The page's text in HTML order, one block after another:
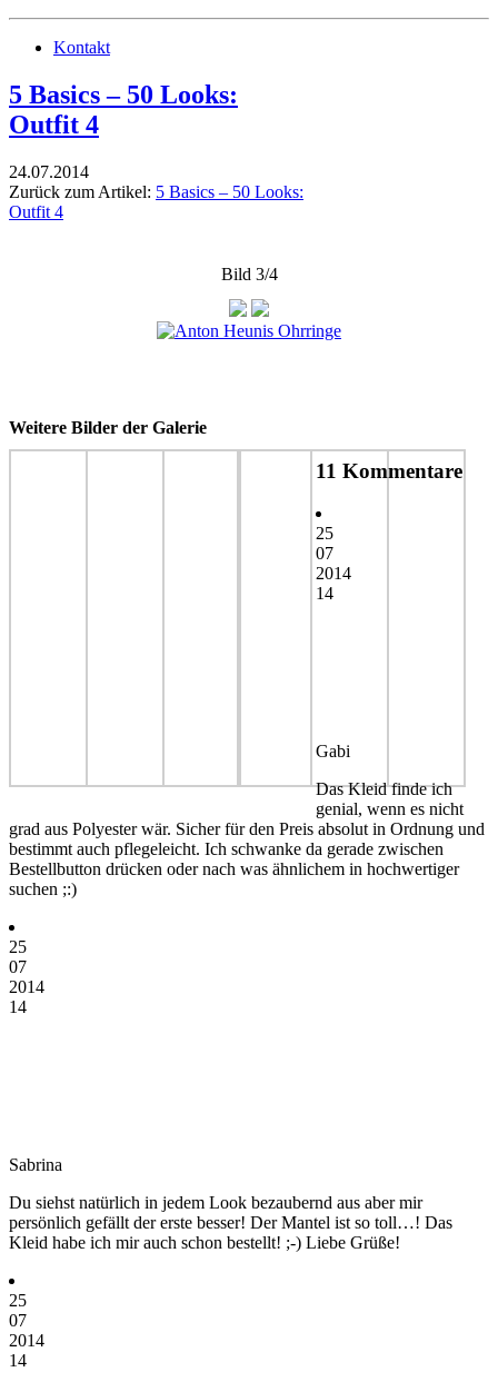
Kontakt
5 Basics – 50 Looks:
Outfit 4
24.07.2014
Zurück zum Artikel: 5 Basics – 50 Looks:
Outfit 4
Bild 3/4
Weitere Bilder der Galerie
11 Kommentare
25
07
2014
14
Gabi
Das Kleid finde ich
genial, wenn es nicht
grad aus Polyester wär. Sicher für den Preis absolut in Ordnung und
bestimmt auch pflegeleicht. Ich schwanke da gerade zwischen
Bestellbutton drücken oder nach was ähnlichem in hochwertiger
suchen ;:)
25
07
2014
14
Sabrina
Du siehst natürlich in jedem Look bezaubernd aus aber mir
persönlich gefällt der erste besser! Der Mantel ist so toll…! Das
Kleid habe ich mir auch schon bestellt! ;-) Liebe Grüße!
25
07
2014
14